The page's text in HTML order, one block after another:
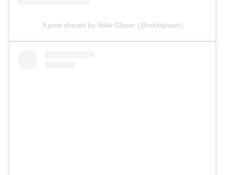
A post shared by Nikki Glaser (@nikkiglaser)